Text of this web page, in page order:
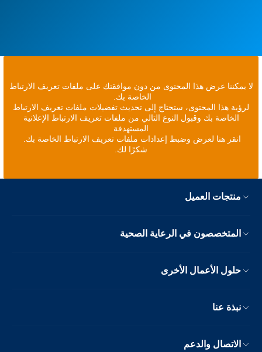
لا يمكننا عرض هذا المحتوى من دون موافقتك على ملفات تعريف الارتباط
الخاصة بك.
لرؤية هذا المحتوى، ستحتاج إلى تحديث تفضيلات ملفات تعريف الارتباط
الخاصة بك وقبول النوع التالي من ملفات تعريف الارتباط الإعلانية
المستهدفة
انقر هنا لعرض وضبط إعدادات ملفات تعريف الارتباط الخاصة بك.
شكرًا لك.
منتجات العميل
المتخصصون في الرعاية الصحية
حلول الأعمال الأخرى
نبذة عنا
الاتصال والدعم